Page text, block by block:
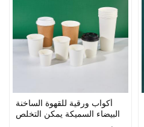
أكواب ورقية للقهوة الساخنة
البيضاء السميكة يمكن التخلص